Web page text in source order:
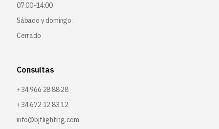
07:00-14:00
Sábado y domingo:
Cerrado
Consultas
+34 966 28 88 28
+34 672 12 83 12
info@bjflighting.com